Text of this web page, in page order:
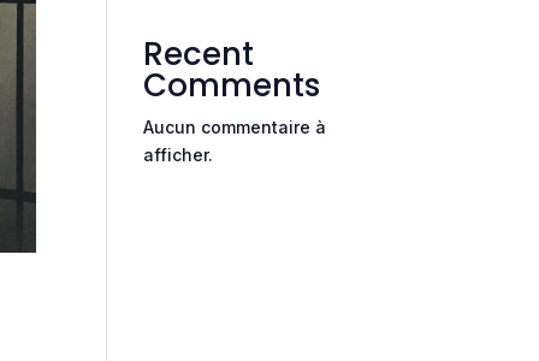
Recent
Comments
Aucun commentaire à
afficher.